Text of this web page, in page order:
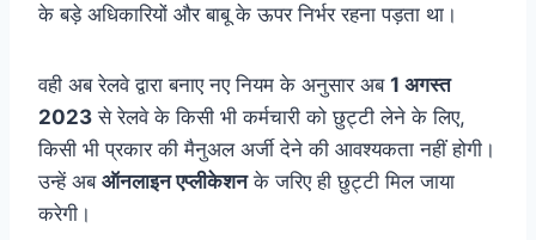
के बड़े अधिकारियों और बाबू के ऊपर निर्भर रहना पड़ता था।
वही अब रेलवे द्वारा बनाए नए नियम के अनुसार अब 1 अगस्त
2023 से रेलवे के किसी भी कर्मचारी को छुट्टी लेने के लिए,
किसी भी प्रकार की मैनुअल अर्जी देने की आवश्यकता नहीं होगी।
उन्हें अब ऑनलाइन एप्लीकेशनके जरिए ही छुट्टी मिल जाया
करेगी।